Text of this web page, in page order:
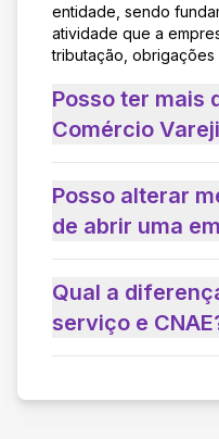
entidade, sendo
atividade que a
tributação, obrigações
Posso ter mais
Comércio
Posso alterar
de abrir uma
Qual a
serviço e